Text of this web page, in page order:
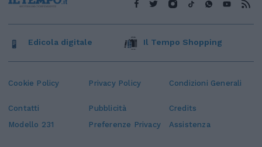
Cookie Policy Privacy Policy Condizioni Generali
Contatti Pubblicità
Credits
Modello 231
Preferenze Privacy Assistenza
Edicola digitale Il Tempo Shopping